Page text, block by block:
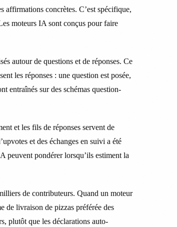
affirmations concrètes. C’est spécifique,
moteurs IA sont conçus pour faire
autour de questions et de réponses. Ce
les réponses : une question est posée,
entraînés sur des schémas question-
et les fils de réponses servent de
et des échanges en suivi a été
peuvent pondérer lorsqu’ils estiment la
de contributeurs. Quand un moteur
de livraison de pizzas préférée des
plutôt que les déclarations auto-